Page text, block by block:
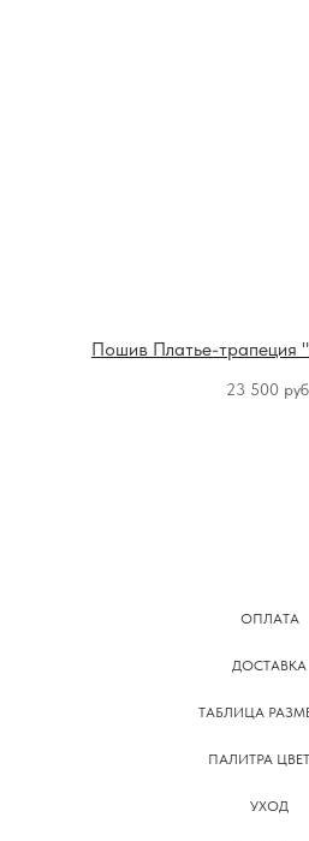
Пошив Платье-трапеция
23 500
ОПЛАТА
ДОСТАВКА
ТАБЛИЦА
ПАЛИТРА
УХОД